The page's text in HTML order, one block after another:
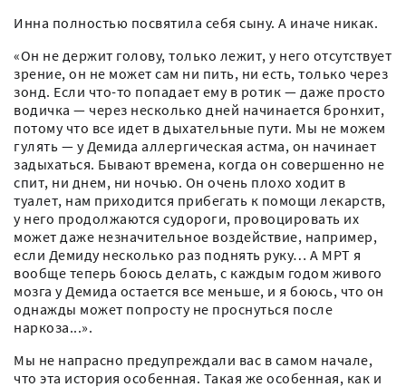
Инна полностью посвятила себя сыну. А иначе никак.
«Он не держит голову, только лежит, у него отсутствует
зрение, он не может сам ни пить, ни есть, только через
зонд. Если что-то попадает ему в ротик — даже просто
водичка — через несколько дней начинается бронхит,
потому что все идет в дыхательные пути. Мы не можем
гулять — у Демида аллергическая астма, он начинает
задыхаться. Бывают времена, когда он совершенно не
спит, ни днем, ни ночью. Он очень плохо ходит в
туалет, нам приходится прибегать к помощи лекарств,
у него продолжаются судороги, провоцировать их
может даже незначительное воздействие, например,
если Демиду несколько раз поднять руку… А МРТ я
вообще теперь боюсь делать, с каждым годом живого
мозга у Демида остается все меньше, и я боюсь, что он
однажды может попросту не проснуться после
наркоза...».
Мы не напрасно предупреждали вас в самом начале,
что эта история особенная. Такая же особенная, как и